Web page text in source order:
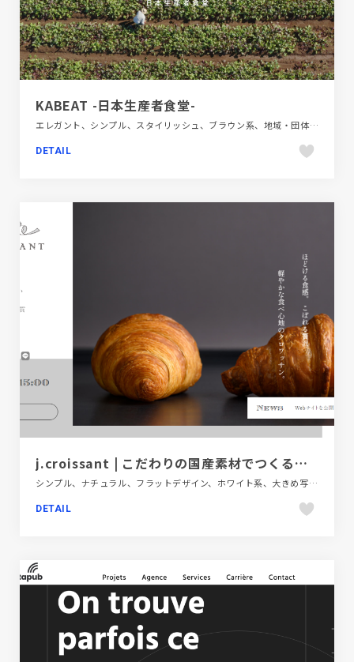
KABEAT -日本生産者食堂-
エレガント、シンプル、スタイリッシュ、ブラウン系、地域・団体・活動、大きめ写真、施設・店舗サイト、飲食店・グルメ・ウェディング
DETAIL
j.croissant | こだわりの国産素材でつくるクロワッサン専門店
シンプル、ナチュラル、フラットデザイン、ホワイト系、大きめ写真、施設・店舗サイト、飲食店・グルメ・ウェディング
DETAIL